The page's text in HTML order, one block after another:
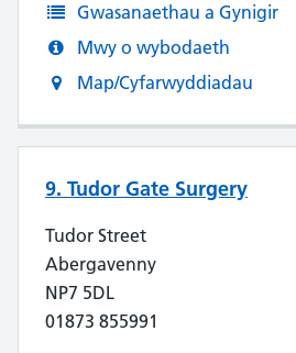
Gwasanaethau a Gynigir
Mwy o wybodaeth
Map/Cyfarwyddiadau
9. Tudor Gate Surgery
Tudor Street
Abergavenny
NP7 5DL
01873 855991